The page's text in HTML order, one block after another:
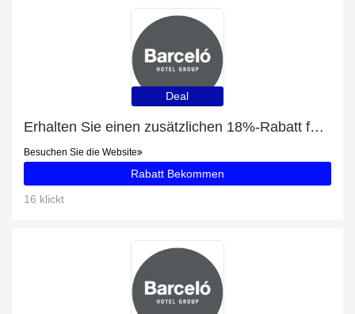
Deal
Erhalten Sie einen zusätzlichen 18%-Rabatt für Barceló Concorde Green Park Palace
Besuchen Sie die Website
Rabatt Bekommen
16 klickt